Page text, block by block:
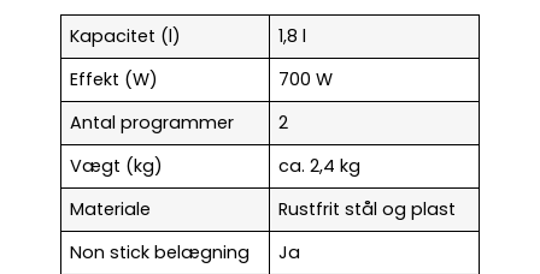
Kapacitet (l)
1,8 l
Effekt (W)
700 W
Antal programmer
2
Vægt (kg)
ca. 2,4 kg
Materiale
Rustfrit stål og plast
Non stick belægning
Ja